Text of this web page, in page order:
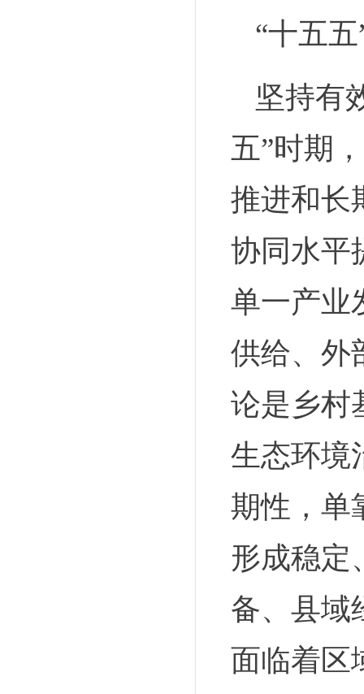
“十五
坚持有
五”时期
推进和长
协同水平
单一产业
供给、外
论是乡村
生态环境
期性，单
形成稳定
备、县域
面临着区